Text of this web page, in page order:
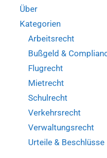
Über
Kategorien
Arbeitsrecht
Bußgeld &
Flugrecht
Mietrecht
Schulrecht
Verkehrsrecht
Verwaltungsrecht
Urteile & Beschlüsse